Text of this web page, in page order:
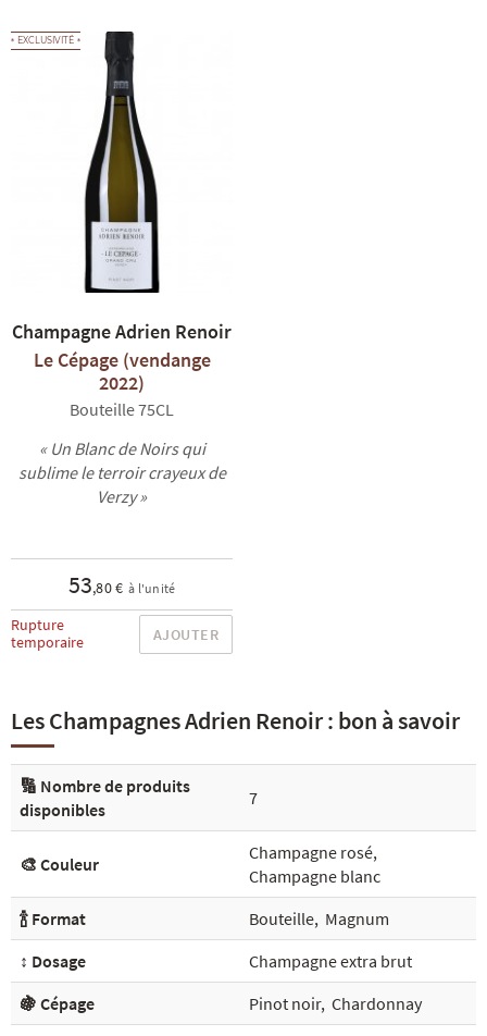
EXCLUSIVITÉ
Champagne Adrien Renoir
Le Cépage (vendange
2022)
Bouteille 75CL
« Un Blanc de Noirs qui
sublime le terroir crayeux de
Verzy »
53,80 € à l'unité
Rupture
temporaire
AJOUTER
Les Champagnes Adrien Renoir : bon à savoir
🔢 Nombre de produits
disponibles
7
🎨 Couleur
Champagne rosé,
Champagne blanc
🍾 Format
Bouteille, Magnum
↕️ Dosage
Champagne extra brut
🍇 Cépage
Pinot noir, Chardonnay